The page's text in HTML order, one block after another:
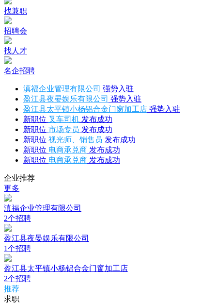
找兼职
招聘会
找人才
名企招聘
滇福企业管理有限公司 强势入驻
盈江县夜晏娱乐有限公司 强势入驻
盈江县太平镇小杨铝合金门窗加工店 强势入驻
新职位 叉车司机 发布成功
新职位 市场专员 发布成功
新职位 视光师、销售员 发布成功
新职位 电商承兑商 发布成功
新职位 电商承兑商 发布成功
企业推荐
更多
滇福企业管理有限公司
2个招聘
盈江县夜晏娱乐有限公司
1个招聘
盈江县太平镇小杨铝合金门窗加工店
2个招聘
推荐
求职